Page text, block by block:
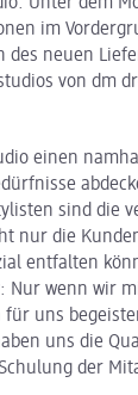
Unter dem
im
neuen
von dm
einen
sind die
nur die
entfalten
wenn wir
uns
uns die
der